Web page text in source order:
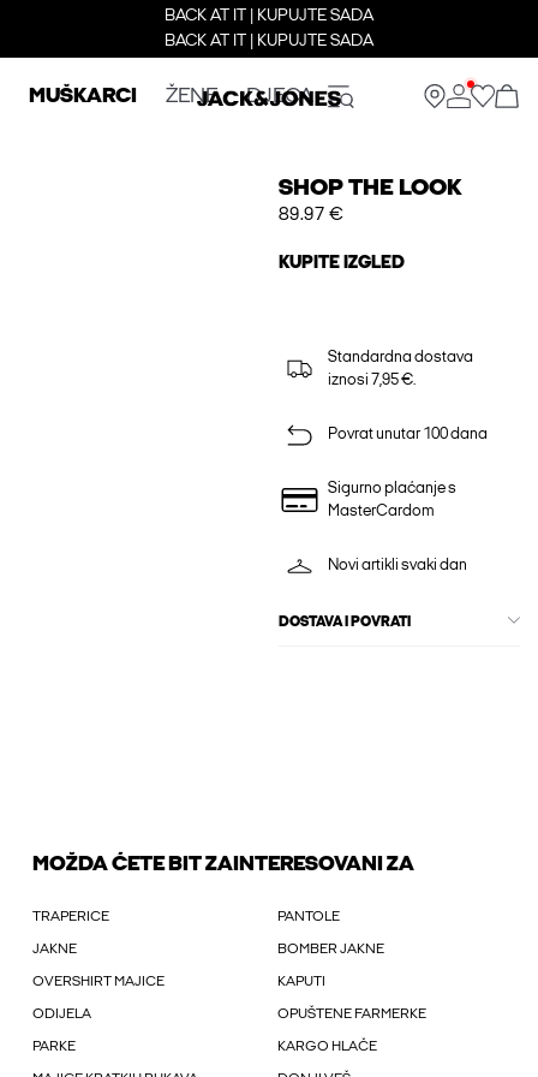
BACK AT IT | KUPUJTE SADA
BACK AT IT | KUPUJTE SADA
MUŠKARCI ŽENE DJECA
SHOP THE LOOK
89.97 €
KUPITE IZGLED
Standardna dostava
iznosi 7,95 €.
Povrat unutar 100 dana
Sigurno plaćanje s
MasterCardom
Novi artikli svaki dan
DOSTAVA I POVRATI
MOŽDA ĆETE BIT ZAINTERESOVANI ZA
TRAPERICE PANTOLE
JAKNE BOMBER JAKNE
OVERSHIRT MAJICE KAPUTI
ODIJELA OPUŠTENE FARMERKE
PARKE KARGO HLAČE